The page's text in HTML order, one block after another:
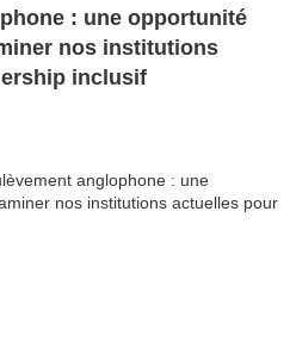
: une opportunité
nos institutions
inclusif